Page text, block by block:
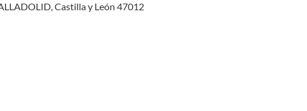
Castilla y León 47012